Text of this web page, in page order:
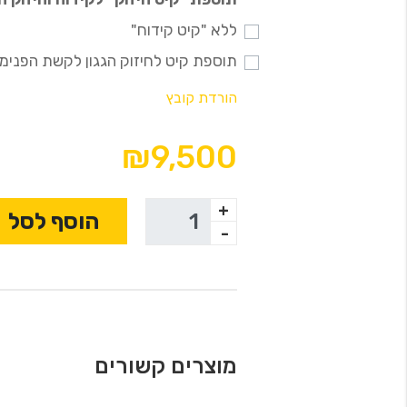
ללא "קיט קידוח"
תוספת קיט לחיזוק הגגון לקשת הפנימית
הורדת קובץ
₪9,500
+
-
הוסף לסל
מוצרים קשורים